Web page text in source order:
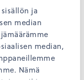
ja
median
median,
Nämä